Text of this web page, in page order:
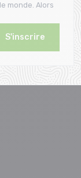
monde. Alors
S'inscrire